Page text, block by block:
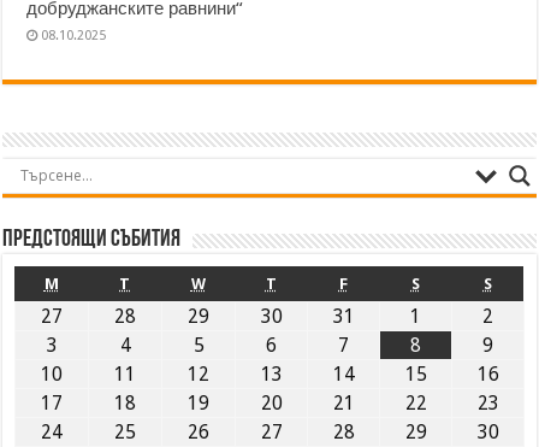
добруджанските равнини“
08.10.2025
Предстоящи събития
M T W T F S S
27 28 29 30 31 1
2
3
4 5 6 7 8
9
10
11 12 13 14 15
16
17
18 19 20 21 22
23
24
25 26 27 28 29
30